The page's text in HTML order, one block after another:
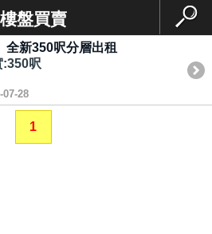
樓盤買賣
全新350呎分層出租
:350呎
07-28
1